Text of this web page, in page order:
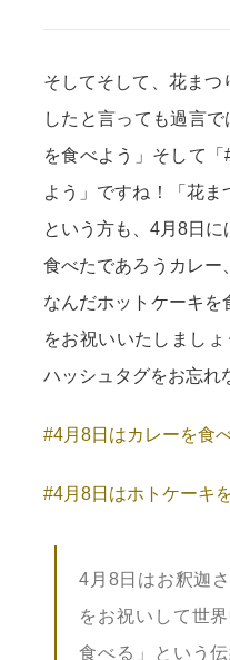
そしてそして、花まつ
したと言っても過言
を食べよう」そして
よう」ですね！「花
という方も、4月8日に
食べたであろうカレー
なんだホットケーキを
をお祝いいたしまし
ハッシュタグをお忘れ
#4月8日はカレーを食
#4月8日はホトケーキ
4月8日はお釈迦
をお祝いして世
食べる」という